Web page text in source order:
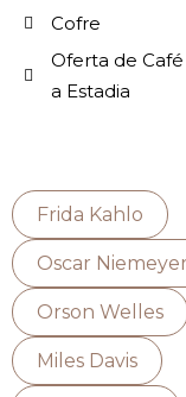
Cofre
Oferta de
a Estadia
Frida Kahlo
Oscar Niemeyer
Orson Welles
Miles Davis